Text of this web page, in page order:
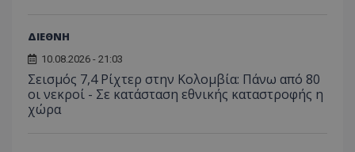
ΔΙΕΘΝΗ
10.08.2026 - 21:03
Σεισμός 7,4 Ρίχτερ στην Κολομβία: Πάνω από 80
οι νεκροί - Σε κατάσταση εθνικής καταστροφής η
χώρα